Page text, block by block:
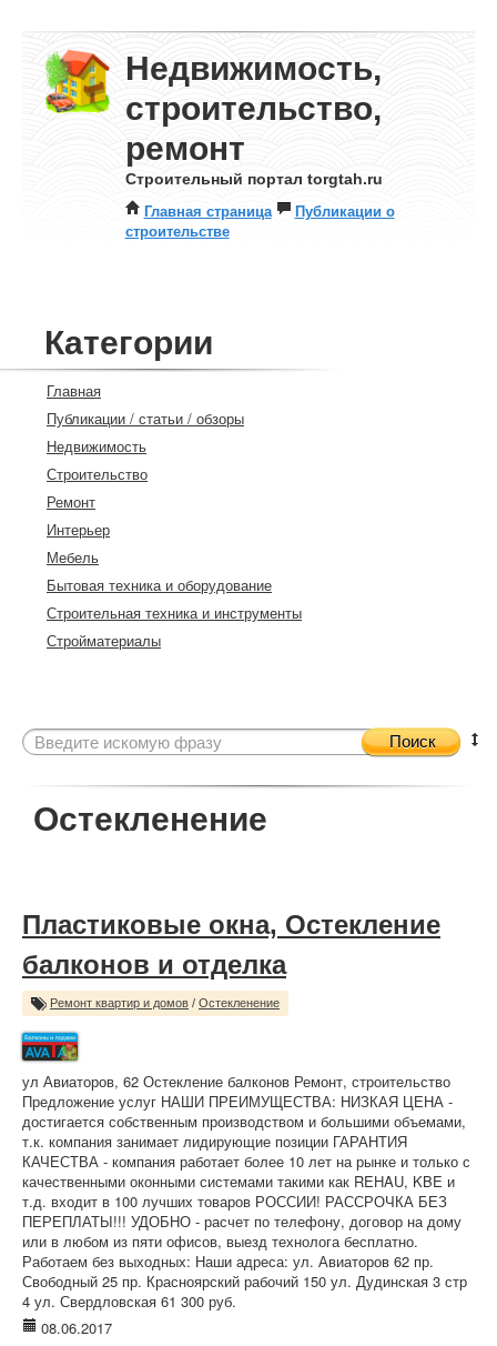
Недвижимость,
строительство,
ремонт
Строительный портал torgtah.ru
Главная страница
Публикации о
строительстве
Категории
Главная
Публикации / статьи / обзоры
Недвижимость
Строительство
Ремонт
Интерьер
Мебель
Бытовая техника и оборудование
Строительная техника и инструменты
Стройматериалы
Поиск
Остекленение
Пластиковые окна, Остекление
балконов и отделка
Ремонт квартир и домов / Остекленение
ул Авиаторов, 62 Остекление балконов Ремонт, строительство
Предложение услуг НАШИ ПРЕИМУЩЕСТВА: НИЗКАЯ ЦЕНА -
достигается собственным производством и большими объемами,
т.к. компания занимает лидирующие позиции ГАРАНТИЯ
КАЧЕСТВА - компания работает более 10 лет на рынке и только с
качественными оконными системами такими как REHAU, KBE и
т.д. входит в 100 лучших товаров РОССИИ! РАССРОЧКА БЕЗ
ПЕРЕПЛАТЫ!!! УДОБНО - расчет по телефону, договор на дому
или в любом из пяти офисов, выезд технолога бесплатно.
Работаем без выходных: Наши адреса: ул. Авиаторов 62 пр.
Свободный 25 пр. Красноярский рабочий 150 ул. Дудинская 3 стр
4 ул. Свердловская 61 300 руб.
08.06.2017